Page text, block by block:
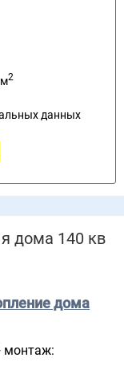
м2
данных
дома 140 кв
дома
монтаж: